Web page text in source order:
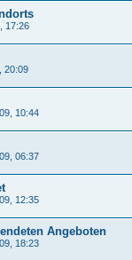
17:26
20:09
10:44
06:37
12:35
Angeboten
18:23